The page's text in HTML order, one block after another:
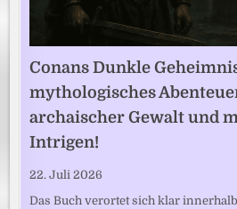
Conans Dunkle
mythologisches
archaischer Gewalt und
Intrigen!
22. Juli 2026
Das Buch verortet sich klar